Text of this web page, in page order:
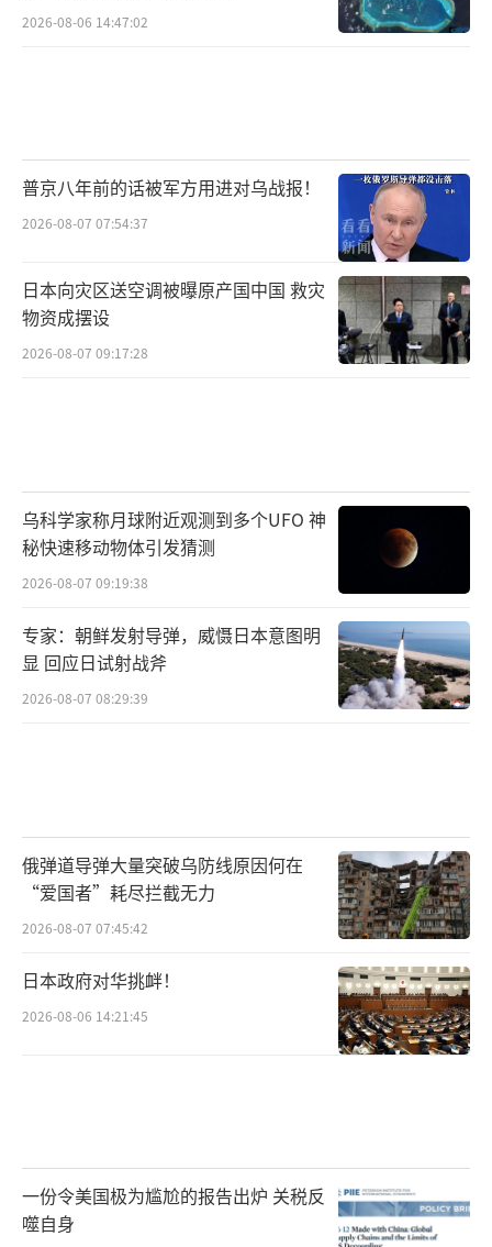
2026-08-06 14:47:02
普京八年前的话被军方用进对乌战报！
2026-08-07 07:54:37
日本向灾区送空调被曝原产国中国 救灾
物资成摆设
2026-08-07 09:17:28
乌科学家称月球附近观测到多个UFO 神
秘快速移动物体引发猜测
2026-08-07 09:19:38
专家：朝鲜发射导弹，威慑日本意图明
显 回应日试射战斧
2026-08-07 08:29:39
俄弹道导弹大量突破乌防线原因何在
“爱国者”耗尽拦截无力
2026-08-07 07:45:42
日本政府对华挑衅！
2026-08-06 14:21:45
一份令美国极为尴尬的报告出炉 关税反
噬自身